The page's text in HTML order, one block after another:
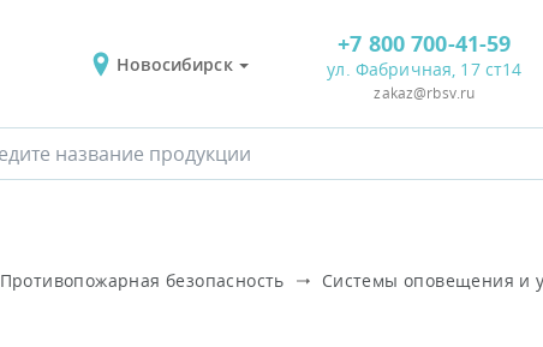
Новосибирск
+7 800 700-41-59
ул. Фабричная, 17 ст14
zakaz@rbsv.ru
Противопожарная безопасность Системы оповещения и